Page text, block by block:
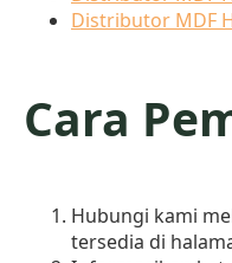
Distributor MDF
Cara
Hubungi kami
tersedia di